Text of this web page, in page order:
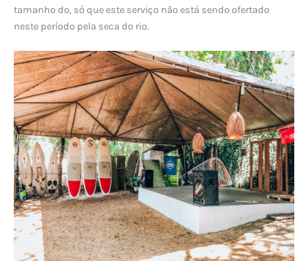
tamanho do, só que este serviço não está sendo ofertado
neste período pela seca do rio.